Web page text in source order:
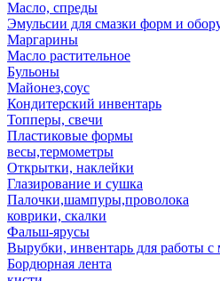
Масло, спреды
Эмульсии для смазки форм и
Маргарины
Масло растительное
Бульоны
Майонез,соус
Кондитерский инвентарь
Топперы, свечи
Пластиковые формы
весы,термометры
Открытки, наклейки
Глазирование и сушка
Палочки,шампуры,проволока
коврики, скалки
Фальш-ярусы
Вырубки, инвентарь для работы с
Бордюрная лента